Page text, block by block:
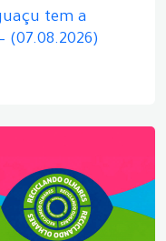
tem a
(07.08.2026)